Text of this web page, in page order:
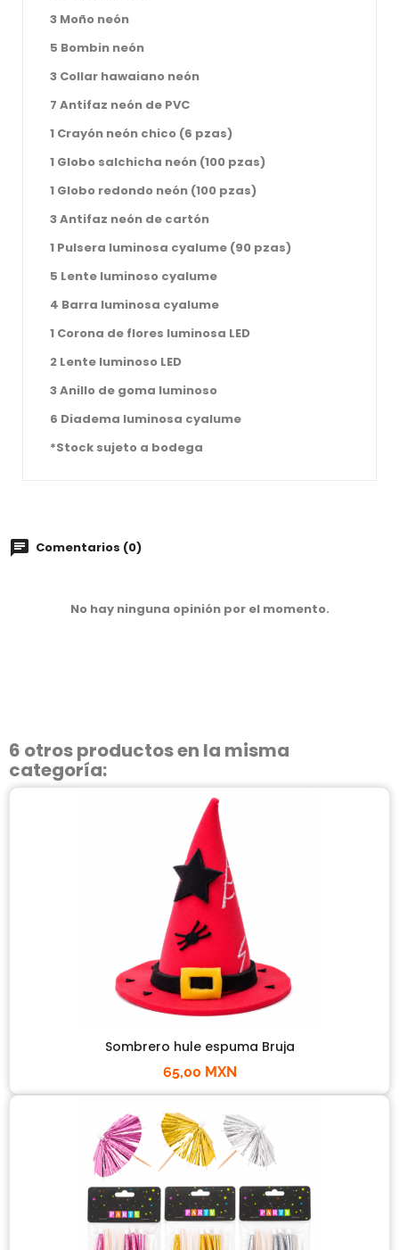
3 Moño neón
5 Bombin neón
3 Collar hawaiano neón
7 Antifaz neón de PVC
1 Crayón neón chico (6 pzas)
1 Globo salchicha neón (100 pzas)
1 Globo redondo neón (100 pzas)
3 Antifaz neón de cartón
1 Pulsera luminosa cyalume (90 pzas)
5 Lente luminoso cyalume
4 Barra luminosa cyalume
1 Corona de flores luminosa LED
2 Lente luminoso LED
3 Anillo de goma luminoso
6 Diadema luminosa cyalume
*Stock sujeto a bodega
Comentarios (0)
No hay ninguna opinión por el momento.
6 otros productos en la misma
categoría:
Sombrero hule espuma Bruja
65,00 MXN